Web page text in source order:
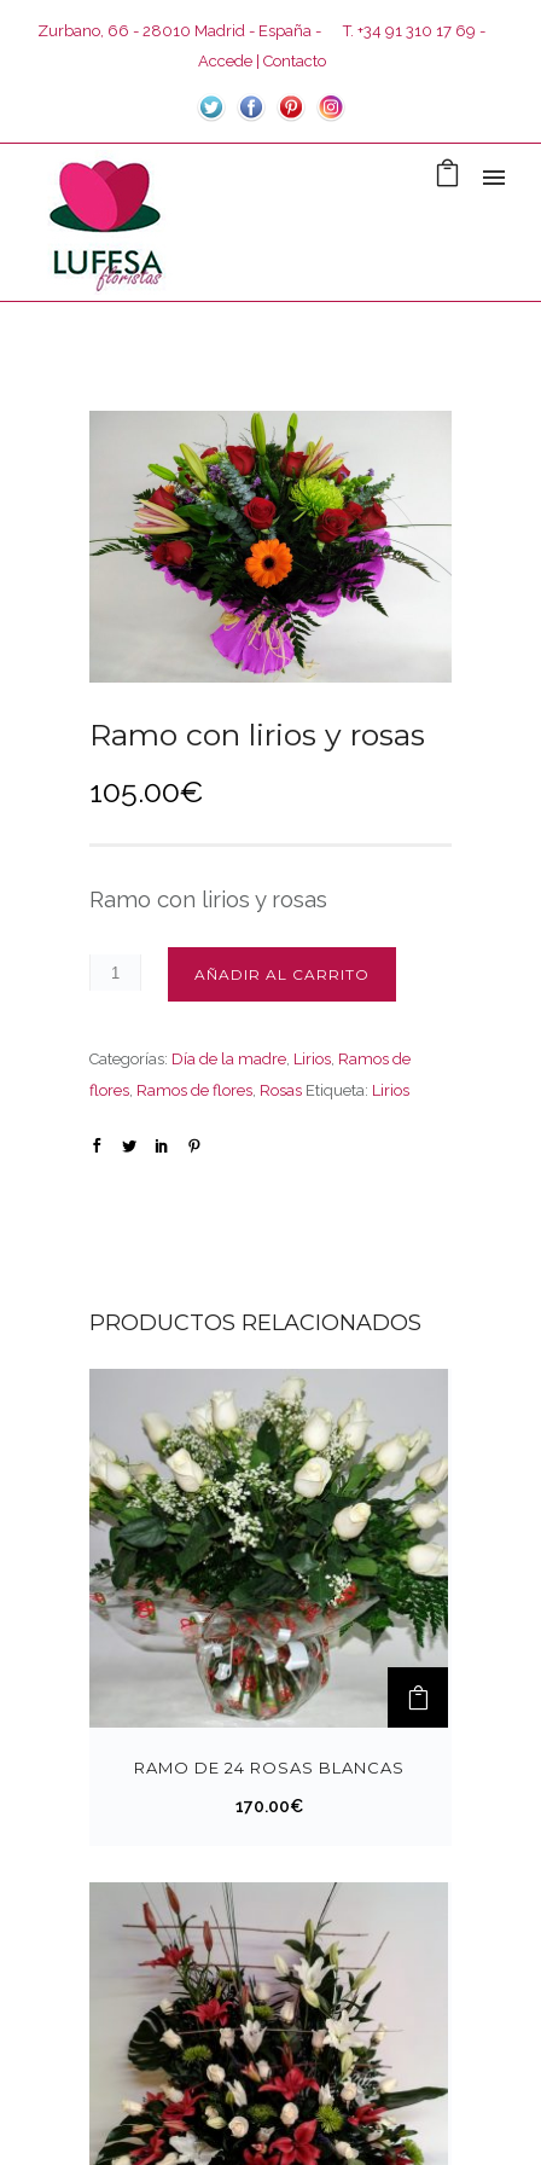
Zurbano, 66 - 28010 Madrid - España -
T. +34 91 310 17 69 -
Accede
Contacto
Ramo con lirios y rosas
105.00€
Ramo con lirios y rosas
AÑADIR AL CARRITO
Categorías: Día de la madre, Lirios, Ramos de
flores, Ramos de flores, Rosas Etiqueta: Lirios
PRODUCTOS RELACIONADOS
RAMO DE 24 ROSAS BLANCAS
170.00€